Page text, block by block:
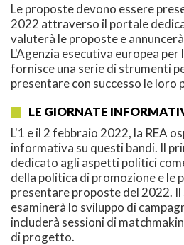
Le proposte devono essere
2022 attraverso il portale
valuterà le proposte e
L'Agenzia esecutiva europea per
fornisce una serie di strumenti
presentare con successo le loro
LE GIORNATE
L'1 e il 2 febbraio 2022, la REA
informativa su questi bandi. Il
dedicato agli aspetti politici
della politica di promozione e le
presentare proposte del 2022.
esaminerà lo sviluppo di
includerà sessioni di
di progetto.